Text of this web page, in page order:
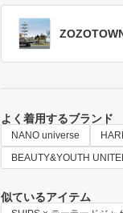
よく着用するブランド
NANO universe
BEAUTY&YOUTH
似ているアイテム